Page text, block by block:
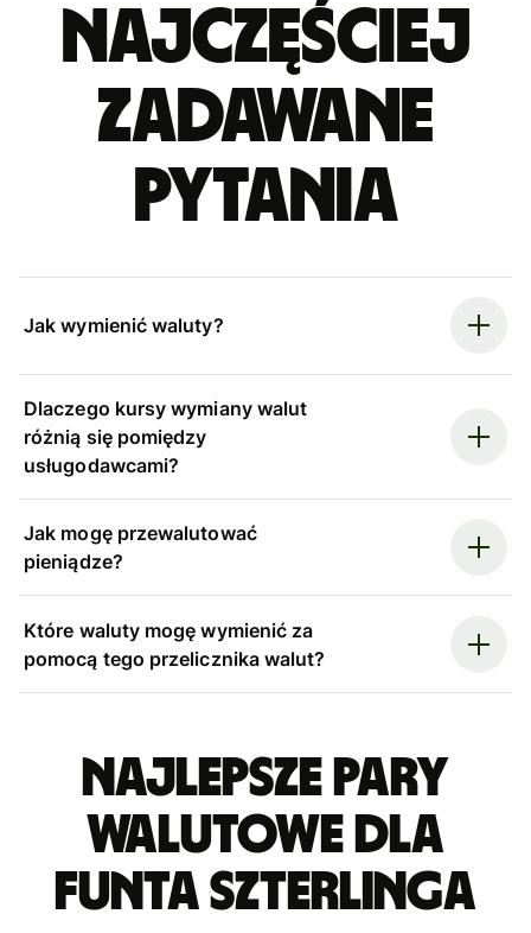
Najczęściej
zadawane
pytania
Jak wymienić waluty?
Dlaczego kursy wymiany walut
różnią się pomiędzy
usługodawcami?
Jak mogę przewalutować
pieniądze?
Które waluty mogę wymienić za
pomocą tego przelicznika walut?
Najlepsze pary
walutowe dla
funta szterlinga